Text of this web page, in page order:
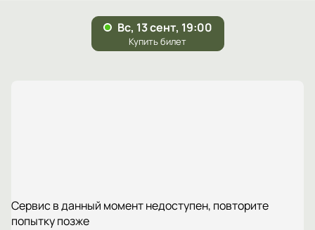
Сервис в данный момент недоступен, повторите
попытку позже